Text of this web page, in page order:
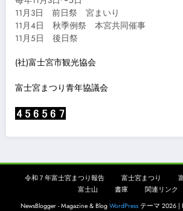
11月3日 前日祭 宮まいり
11月4日 秋季例祭 本宮共同催事
11月5日 後日祭
(社)富士宮市観光協会
富士宮まつり青年協議会
令和７年富士宮まつり報告 富士宮まつり
富士山
書庫
関連リンク
NewsBlogger - Magazine & Blog WordPress テーマ 2026 |